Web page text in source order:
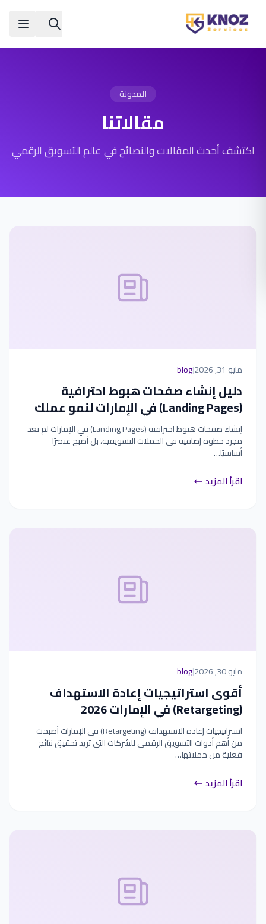
المدونة
مقالاتنا
اكتشف أحدث المقالات والنصائح في عالم التسويق الرقمي
مايو 31, 2026 |
blog
دليل إنشاء صفحات هبوط احترافية
(Landing Pages) في الإمارات لنمو عملك
إنشاء صفحات هبوط احترافية (Landing Pages) في الإمارات لم يعد
مجرد خطوة إضافية في الحملات التسويقية، بل أصبح عنصرًا
أساسيًا…
اقرأ المزيد
مايو 30, 2026 |
blog
أقوى استراتيجيات إعادة الاستهداف
(Retargeting) في الإمارات 2026
استراتيجيات إعادة الاستهداف (Retargeting) في الإمارات أصبحت
من أهم أدوات التسويق الرقمي للشركات التي تريد تحقيق نتائج
فعلية من حملاتها…
اقرأ المزيد